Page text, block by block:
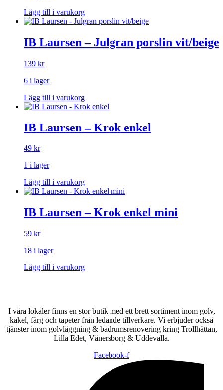
Lägg till i varukorg
IB Laursen – Julgran porslin vit/beige
139 kr
6 i lager
Lägg till i varukorg
IB Laursen – Krok enkel
49 kr
1 i lager
Lägg till i varukorg
IB Laursen – Krok enkel mini
59 kr
18 i lager
Lägg till i varukorg
I våra lokaler finns en stor butik med ett brett sortiment inom golv,
kakel, färg och tapeter från ledande tillverkare. Vi erbjuder också
tjänster inom golvläggning & badrumsrenovering kring Trollhättan,
Lilla Edet, Vänersborg & Uddevalla.
Facebook-f